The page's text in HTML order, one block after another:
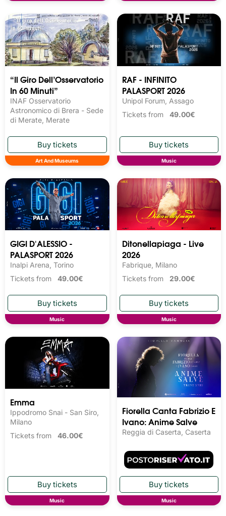
“Il Giro Dell’Osservatorio
In 60 Minuti”
INAF Osservatorio
Astronomico di Brera - Sede
di Merate, Merate
Art And Museums
RAF - INFINITO
PALASPORT 2026
Unipol Forum, Assago
Tickets from 49.00€
Music
GIGI D'ALESSIO -
PALASPORT 2026
Inalpi Arena, Torino
Tickets from 49.00€
Music
Ditonellapiaga - Live
2026
Fabrique, Milano
Tickets from 29.00€
Music
Emma
Ippodromo Snai - San Siro,
Milano
Tickets from 46.00€
Music
Fiorella Canta Fabrizio E
Ivano: Anime Salve
Reggia di Caserta, Caserta
Music